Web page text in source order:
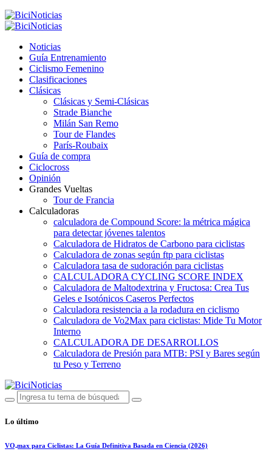
Noticias
Guía Entrenamiento
Ciclismo Femenino
Clasificaciones
Clásicas
Clásicas y Semi-Clásicas
Strade Bianche
Milán San Remo
Tour de Flandes
París-Roubaix
Guía de compra
Ciclocross
Opinión
Grandes Vueltas
Tour de Francia
Calculadoras
calculadora de Compound Score: la métrica mágica
para detectar jóvenes talentos
Calculadora de Hidratos de Carbono para ciclistas
Calculadora de zonas según ftp para ciclistas
Calculadora tasa de sudoración para ciclistas
CALCULADORA CYCLING SCORE INDEX
Calculadora de Maltodextrina y Fructosa: Crea Tus
Geles e Isotónicos Caseros Perfectos
Calculadora resistencia a la rodadura en ciclismo
Calculadora de Vo2Max para ciclistas: Mide Tu Motor
Interno
CALCULADORA DE DESARROLLOS
Calculadora de Presión para MTB: PSI y Bares según
tu Peso y Terreno
Lo último
VO₂max para Ciclistas: La Guía Definitiva Basada en Ciencia (2026)